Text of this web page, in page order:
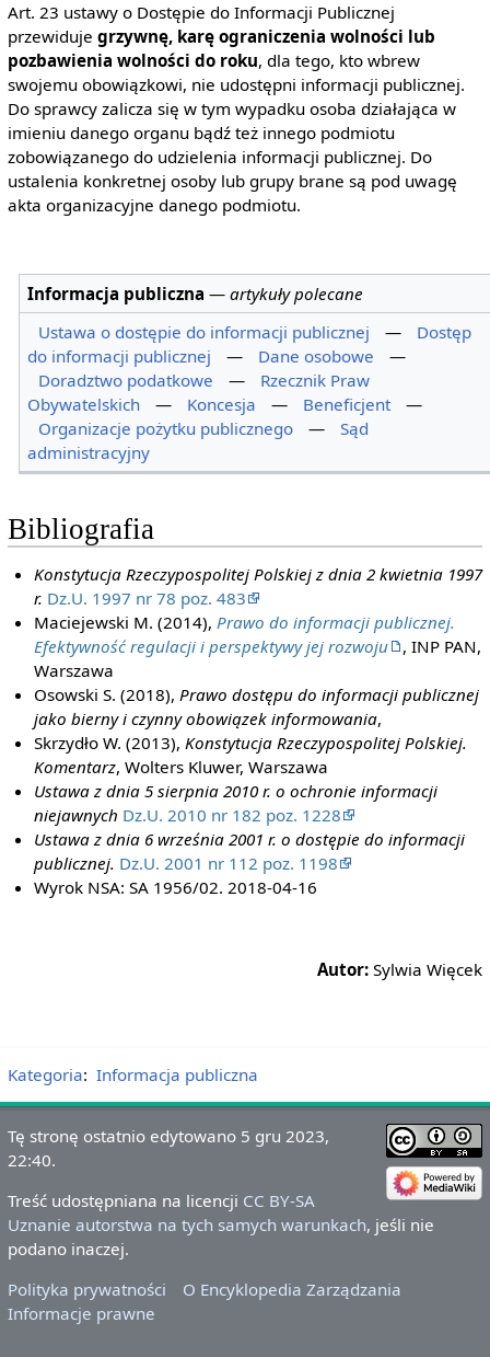
Art. 23 ustawy o Dostępie do Informacji Publicznej
przewiduje grzywnę, karę ograniczenia wolności lub
pozbawienia wolności do roku, dla tego, kto wbrew
swojemu obowiązkowi, nie udostępni informacji publicznej.
Do sprawcy zalicza się w tym wypadku osoba działająca w
imieniu danego organu bądź też innego podmiotu
zobowiązanego do udzielenia informacji publicznej. Do
ustalenia konkretnej osoby lub grupy brane są pod uwagę
akta organizacyjne danego podmiotu.
Informacja publiczna —artykuły polecane
Ustawa o dostępie do informacji publicznej
—
Dostęp
do informacji publicznej
— Dane osobowe
—
Doradztwo podatkowe
—
Rzecznik Praw
Obywatelskich
— Koncesja — Beneficjent
—
Organizacje pożytku publicznego
—
Sąd
administracyjny
Bibliografia
Konstytucja Rzeczypospolitej Polskiej z dnia 2 kwietnia 1997
r. Dz.U. 1997 nr 78 poz. 483
Maciejewski M. (2014),Prawo do informacji publicznej.
Efektywność regulacji i perspektywy jej rozwoju
, INP PAN,
Warszawa
Osowski S. (2018),Prawo dostępu do informacji publicznej
jako bierny i czynny obowiązek informowania,
Skrzydło W. (2013),Konstytucja Rzeczypospolitej Polskiej.
Komentarz, Wolters Kluwer, Warszawa
Ustawa z dnia 5 sierpnia 2010 r. o ochronie informacji
niejawnych Dz.U. 2010 nr 182 poz. 1228
Ustawa z dnia 6 września 2001 r. o dostępie do informacji
publicznej. Dz.U. 2001 nr 112 poz. 1198
Wyrok NSA: SA 1956/02. 2018-04-16
Autor: Sylwia Więcek
Kategoria: Informacja publiczna
Tę stronę ostatnio edytowano 5 gru 2023,
22:40.
Treść udostępniana na licencji CC BY-SA
Uznanie autorstwa na tych samych warunkach, jeśli nie
podano inaczej.
Polityka prywatności
O Encyklopedia Zarządzania
Informacje prawne